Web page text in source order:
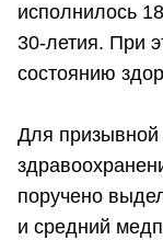
исполнилось
30-летия. При
состоянию
Для призывной
поручено
и средний